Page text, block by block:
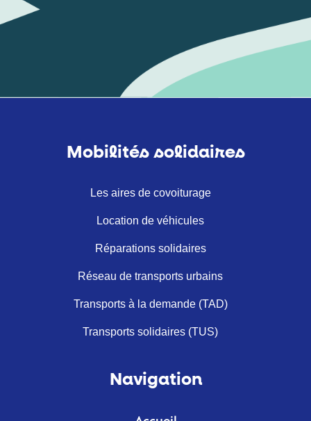
Mobilités solidaires
Les aires de covoiturage
Location de véhicules
Réparations solidaires
Réseau de transports urbains
Transports à la demande (TAD)
Transports solidaires (TUS)
Navigation